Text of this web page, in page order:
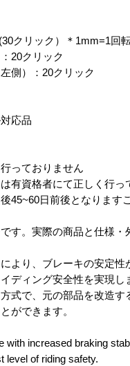
クリック）＊1mm=1回
20クリック
側）：20クリック
応品
っておりません
有資格者にて正しく行っ
45~60日前後となります
す。実際の商品と仕様
より、ブレーキの安定
ディング安全性を実現し
式で、元の部品を改造
ができます。
with increased braking
level of riding safety.